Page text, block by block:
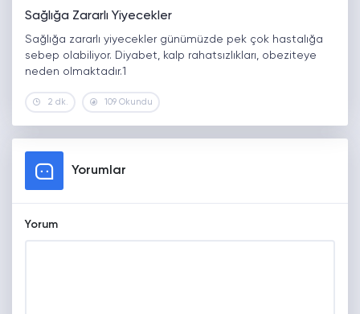
Sağlığa Zararlı Yiyecekler
Sağlığa zararlı yiyecekler günümüzde pek çok hastalığa
sebep olabiliyor. Diyabet, kalp rahatsızlıkları, obeziteye
neden olmaktadır.1
2 dk. 109 Okundu
Yorumlar
Yorum